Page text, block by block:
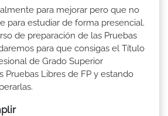
para mejorar pero que no
para estudiar de forma presencial.
de preparación de las Pruebas
para que consigas el Título
de Grado Superior
Pruebas Libres de FP y estando